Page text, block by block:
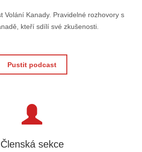
Volání Kanady. Pravidelné rozhovory s
kteří sdílí své zkušenosti.
Pustit podcast
Členská sekce